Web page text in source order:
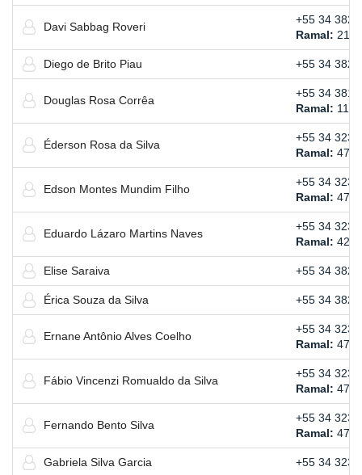
Davi Sabbag Roveri
+55 34
Ramal: 212
Diego de Brito Piau +55 34
Douglas Rosa Corrêa
+55 34
Ramal: 119
Éderson Rosa da Silva
+55 34
Ramal: 4772
Edson Montes Mundim Filho
+55 34
Ramal: 4761
Eduardo Lázaro Martins Naves
+55 34
Ramal: 4243
Elise Saraiva +55 34
Érica Souza da Silva +55 34
Ernane Antônio Alves Coelho
+55 34
Ramal: 4725
Fábio Vincenzi Romualdo da Silva
+55 34
Ramal: 4724
Fernando Bento Silva
+55 34
Ramal: 4716
Gabriela Silva Garcia +55 34